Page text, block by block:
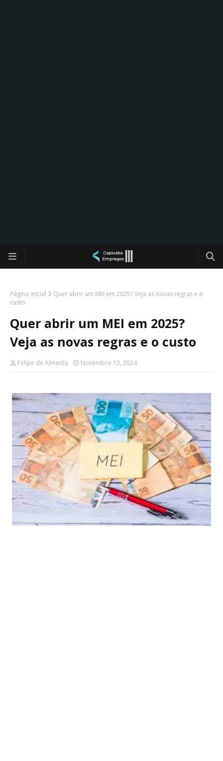
Página inicial
Quer abrir um MEI em 2025? Veja as novas regras e o
custo
Quer abrir um MEI em 2025?
Veja as novas regras e o custo
Felipe de Almeida Novembro 12, 2024